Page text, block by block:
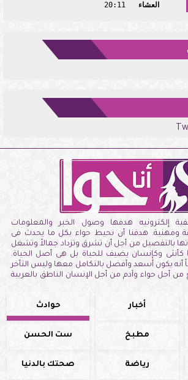
العشاء
20:11
إلكترونيه هدفها وصول الخبر والمعلومات
ومهنية. هدفنا أن نحيط حواء بكل ما يحدث فى
بالتفصيل من أجل أن تشرق وتزداد جمالاً وتشغل
كأنثى وكإنسان يضيف للحياة بل هى أصل الحياة.
أنه يكون أسعد وأفضل بالتكامل معها وليس التأخر
أجل حواء وآدم من أجل الإنسان الناطق بالعربية
أخبار حوادث
مطبخ ست الحسن
رياضة صحتك بالدنيا